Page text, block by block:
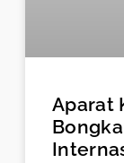
Aparat